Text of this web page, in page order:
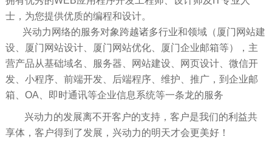
士，为您提供优质的编程和设计。
兴动力网络的服务对象跨越诸多行业和领域（厦门网站建
设、厦门网站设计、厦门网站优化、厦门企业邮箱等），主
营产品从基础域名、服务器、网站建设、网页设计、微信开
发、小程序、前端开发、后端程序、维护、推广，到企业邮
箱、OA、即时通讯等企业信息系统等一条龙的服务
兴动力的发展离不开客户的支持，客户是我们的利益共
享体，客户得到了发展，兴动力的明天才会更美好！